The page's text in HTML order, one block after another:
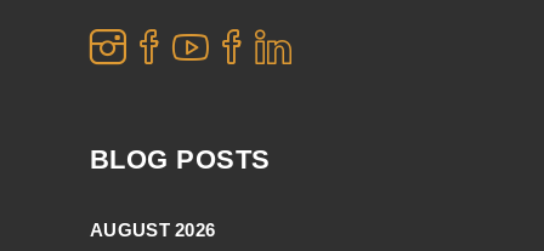
BLOG POSTS
AUGUST 2026